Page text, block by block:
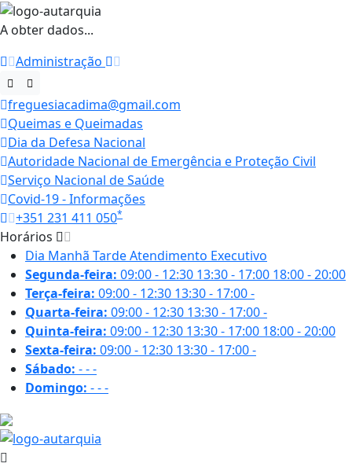
A obter dados...
Administração
freguesiacadima@gmail.com
Queimas e Queimadas
Dia da Defesa Nacional
Autoridade Nacional de Emergência e Proteção Civil
Serviço Nacional de Saúde
Covid-19 - Informações
+351 231 411 050*
Horários
Dia Manhã TardeAtendimento Executivo
Segunda-feira: 09:00 - 12:30 13:30 - 17:00 18:00 - 20:00
Terça-feira: 09:00 - 12:30 13:30 - 17:00-
Quarta-feira: 09:00 - 12:30 13:30 - 17:00-
Quinta-feira: 09:00 - 12:30 13:30 - 17:00 18:00 - 20:00
Sexta-feira: 09:00 - 12:30 13:30 - 17:00-
Sábado: ---
Domingo: ---